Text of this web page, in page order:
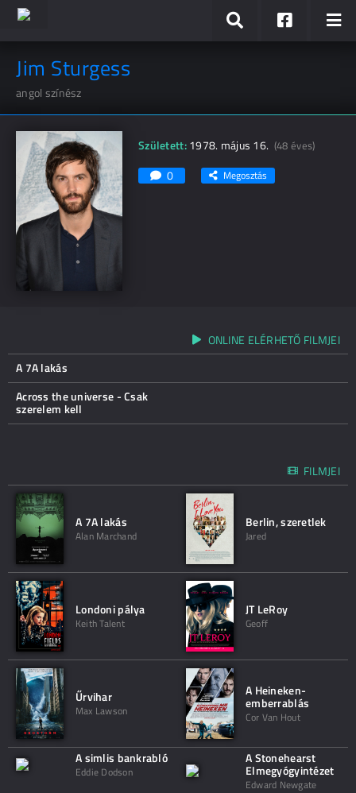
Jim Sturgess
angol színész
Született:1978. május 16. (48 éves)
0 Megosztás
ONLINE ELÉRHETŐ FILMJEI
A 7A lakás
Across the universe - Csak
szerelem kell
FILMJEI
A 7A lakás
Alan Marchand
Berlin, szeretlek
Jared
Londoni pálya
Keith Talent
JT LeRoy
Geoff
Űrvihar
Max Lawson
A Heineken-
emberrablás
Cor Van Hout
A simlis bankrabló
Eddie Dodson
A Stonehearst
Elmegyógyintézet
Edward Newgate